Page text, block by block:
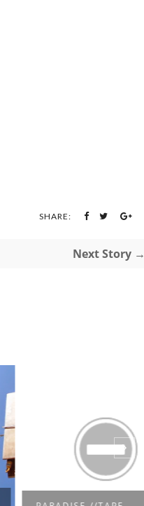
SHARE:
Next Story →